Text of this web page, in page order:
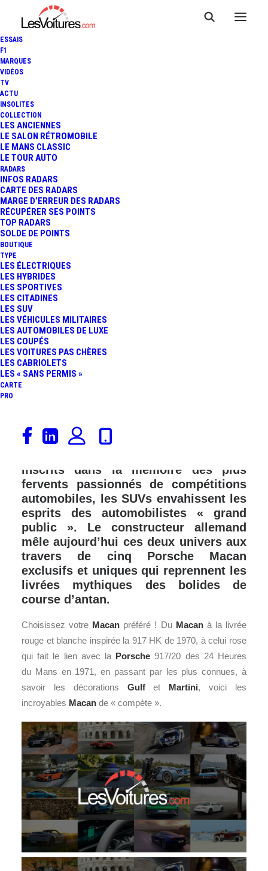
ESSAIS
F1
MARQUES
VIDÉOS
TV
ACTU
INSOLITES
COLLECTION
LES ANCIENNES
LE SALON RÉTROMOBILE
LE MANS CLASSIC
LE TOUR AUTO
RADARS
INFOS RADARS
CARTE DES RADARS
MARGE D’ERREUR DES RADARS
RÉCUPÉRER SES POINTS
TOP RADARS
SOLDE DE POINTS
BOUTIQUE
TYPE
LES ÉLECTRIQUES
LES HYBRIDES
LES SPORTIVES
LES CITADINES
LES SUV
LES VÉHICULES MILITAIRES
LES AUTOMOBILES DE LUXE
LES COUPÉS
LES VOITURES PAS CHÈRES
LES CABRIOLETS
LES « SANS PERMIS »
CARTE
PRO
PORSCHE MACAN : LE SUV
EN MODE "COMPÉTITION
1 Minutes |
Porsche a marqué l’histoire du Sport
Auto en Endurance. A l’opposé, des
inscrits dans la mémoire des plus
fervents passionnés de compétitions
automobiles, les SUVs envahissent les
esprits des automobilistes « grand
public ». Le constructeur allemand
mêle aujourd’hui ces deux univers aux
travers de cinq Porsche Macan
exclusifs et uniques qui reprennent les
livrées mythiques des bolides de
course d’antan.
Choisissez votre Macan préféré ! Du Macanà la livrée
rouge et blanche inspirée la 917 HK de 1970, à celui rose
qui fait le lien avec la Porsche 917/20 des 24 Heures
du Mans en 1971, en passant par les plus connues, à
savoir les décorations Gulfet Martini, voici les
incroyables Macan de « compète ».